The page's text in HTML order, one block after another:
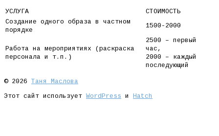
УСЛУГА
СТОИМОСТЬ
Создание одного образа в частном
порядке
1500-2000
Работа на мероприятиях (раскраска
персонала и т.п.)
2500 – первый
час,
2000 – каждый
последующий
© 2026 Таня Маслова
Этот сайт использует WordPress и Hatch